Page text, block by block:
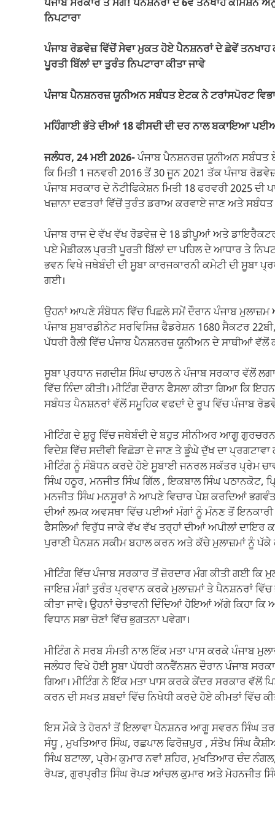
b
o
o
p
p
m n
k
ਪੰਜਾਬ ਸਰਕਾਰ ਤੋਂ ਮੰਗ! ਪੈਨਸ਼ਨਰਾਂ ਦੇ 6ਵੇਂ ਤਨਖਾਹ ਕਮਿਸ਼ਨ
ਨਿਪਟਾਰਾ
ਪੰਜਾਬ ਰੋਡਵੇਜ਼ ਵਿੱਚੋਂ ਸੇਵਾ ਮੁਕਤ ਹੋਏ ਪੈਨਸ਼ਨਰਾਂ ਦੇ ਛੇਵੇਂ
ਪੂਰਤੀ ਬਿੱਲਾਂ ਦਾ ਤੁਰੰਤ ਨਿਪਟਾਰਾ ਕੀਤਾ ਜਾਵੇ
ਪੰਜਾਬ ਪੈਨਸ਼ਨਰਜ਼ ਯੂਨੀਅਨ ਸਬੰਧਤ ਏਟਕ ਨੇ ਟਰਾਂਸਪੋਰਟ
ਮਹਿੰਗਾਈ ਭੱਤੇ ਦੀਆਂ 18 ਫੀਸਦੀ ਦੀ ਦਰ ਨਾਲ ਬਕਾਇਆ
ਜਲੰਧਰ, 24 ਮਈ 2026-ਪੰਜਾਬ ਪੈਨਸ਼ਨਰਜ਼ ਯੂਨੀਅਨ ਸਬੰਧਤ
ਕਿ ਮਿਤੀ 1 ਜਨਵਰੀ 2016 ਤੋਂ 30 ਜੂਨ 2021 ਤੱਕ ਪੰਜਾਬ
ਪੰਜਾਬ ਸਰਕਾਰ ਦੇ ਨੋਟੀਫਿਕੇਸ਼ਨ ਮਿਤੀ 18 ਫਰਵਰੀ 2025
ਖਜ਼ਾਨਾ ਦਫਤਰਾਂ ਵਿੱਚੋਂ ਤੁਰੰਤ ਡਰਾਅ ਕਰਵਾਏ ਜਾਣ ਅਤੇ
ਪੰਜਾਬ ਰਾਜ ਦੇ ਵੱਖ ਵੱਖ ਰੋਡਵੇਜ਼ ਦੇ 18 ਡੀਪੂਆਂ ਅਤੇ
ਪਏ ਮੈਡੀਕਲ ਪ੍ਰਤੀ ਪੂਰਤੀ ਬਿੱਲਾਂ ਦਾ ਪਹਿਲ ਦੇ ਆਧਾਰ ਤੇ
ਭਵਨ ਵਿਖੇ ਜਥੇਬੰਦੀ ਦੀ ਸੂਬਾ ਕਾਰਜਕਾਰਨੀ ਕਮੇਟੀ ਦੀ ਸੂਬਾ
ਗਈ।
ਉਹਨਾਂ ਆਪਣੇ ਸੰਬੋਧਨ ਵਿੱਚ ਪਿਛਲੇ ਸਮੇਂ ਦੌਰਾਨ ਪੰਜਾਬ
ਪੰਜਾਬ ਸੁਬਾਰਡੀਨੇਟ ਸਰਵਿਸਿਜ਼ ਫੈਡਰੇਸ਼ਨ 1680 ਸੈਕਟਰ
ਪੱਧਰੀ ਰੈਲੀ ਵਿੱਚ ਪੰਜਾਬ ਪੈਨਸ਼ਨਰਜ਼ ਯੂਨੀਅਨ ਦੇ ਸਾਥੀਆਂ ਵੱਲੋਂ
ਸੂਬਾ ਪ੍ਰਧਾਨ ਜਗਦੀਸ਼ ਸਿੰਘ ਚਾਹਲ ਨੇ ਪੰਜਾਬ ਸਰਕਾਰ ਵੱਲੋਂ
ਵਿੱਚ ਨਿੰਦਾ ਕੀਤੀ। ਮੀਟਿੰਗ ਦੌਰਾਨ ਫੈਸਲਾ ਕੀਤਾ ਗਿਆ ਕਿ
ਸਬੰਧਤ ਪੈਨਸ਼ਨਰਾਂ ਵੱਲੋਂ ਸਮੂਹਿਕ ਵਫਦਾਂ ਦੇ ਰੂਪ ਵਿੱਚ ਪੰਜਾਬ
ਮੀਟਿੰਗ ਦੇ ਸ਼ੁਰੂ ਵਿੱਚ ਜਥੇਬੰਦੀ ਦੇ ਬਹੁਤ ਸੀਨੀਅਰ ਆਗੂ
ਵਿਦੇਸ਼ ਵਿੱਚ ਸਦੀਵੀ ਵਿਛੋੜਾ ਦੇ ਜਾਣ ਤੇ ਡੂੰਘੇ ਦੁੱਖ ਦਾ
ਮੀਟਿੰਗ ਨੂੰ ਸੰਬੋਧਨ ਕਰਦੇ ਹੋਏ ਸੂਬਾਈ ਜਨਰਲ ਸਕੱਤਰ ਪ੍ਰੇਮ
ਸਿੰਘ ਹਠੂਰ, ਮਨਜੀਤ ਸਿੰਘ ਗਿੱਲ , ਇਕਬਾਲ ਸਿੰਘ ਪਠਾਨਕੋਟ,
ਮਨਜੀਤ ਸਿੰਘ ਮਨਸੂਰਾਂ ਨੇ ਆਪਣੇ ਵਿਚਾਰ ਪੇਸ਼ ਕਰਦਿਆਂ
ਦੀਆਂ ਲਮਕ ਅਵਸਥਾ ਵਿੱਚ ਪਈਆਂ ਮੰਗਾਂ ਨੂੰ ਮੰਨਣ ਤੋਂ
ਫੈਸਲਿਆਂ ਵਿਰੁੱਧ ਜਾਕੇ ਵੱਖ ਵੱਖ ਤਰ੍ਹਾਂ ਦੀਆਂ ਅਪੀਲਾਂ ਦਾਇਰ
ਪੁਰਾਣੀ ਪੈਨਸ਼ਨ ਸਕੀਮ ਬਹਾਲ ਕਰਨ ਅਤੇ ਕੱਚੇ ਮੁਲਾਜ਼ਮਾਂ ਨੂੰ
ਮੀਟਿੰਗ ਵਿੱਚ ਪੰਜਾਬ ਸਰਕਾਰ ਤੋਂ ਜ਼ੋਰਦਾਰ ਮੰਗ ਕੀਤੀ ਗਈ
ਜਾਇਜ਼ ਮੰਗਾਂ ਤੁਰੰਤ ਪ੍ਰਵਾਨ ਕਰਕੇ ਮੁਲਾਜ਼ਮਾਂ ਤੇ ਪੈਨਸ਼ਨਰਾਂ ਵਿੱਚ
ਕੀਤਾ ਜਾਵੇ। ਉਹਨਾਂ ਚੇਤਾਵਨੀ ਦਿੰਦਿਆਂ ਹੋਇਆਂ ਅੱਗੇ ਕਿਹਾ
ਵਿਧਾਨ ਸਭਾ ਚੋਣਾਂ ਵਿੱਚ ਭੁਗਤਨਾ ਪਵੇਗਾ।
ਮੀਟਿੰਗ ਨੇ ਸਰਬ ਸੰਮਤੀ ਨਾਲ ਇੱਕ ਮਤਾ ਪਾਸ ਕਰਕੇ ਪੰਜਾਬ
ਜਲੰਧਰ ਵਿਖੇ ਹੋਈ ਸੂਬਾ ਪੱਧਰੀ ਕਨਵੈਂਨਸ਼ਨ ਦੌਰਾਨ ਪੰਜਾਬ
ਗਿਆ। ਮੀਟਿੰਗ ਨੇ ਇੱਕ ਮਤਾ ਪਾਸ ਕਰਕੇ ਕੇਂਦਰ ਸਰਕਾਰ ਵੱਲੋਂ
ਕਰਨ ਦੀ ਸਖਤ ਸ਼ਬਦਾਂ ਵਿੱਚ ਨਿਖੇਧੀ ਕਰਦੇ ਹੋਏ ਕੀਮਤਾਂ ਵਿੱਚ
ਇਸ ਮੌਕੇ ਤੇ ਹੋਰਨਾਂ ਤੋਂ ਇਲਾਵਾ ਪੈਨਸ਼ਨਰ ਆਗੂ ਸਵਰਨ ਸਿੰਘ
ਸੰਧੂ , ਮੁਖਤਿਆਰ ਸਿੰਘ, ਰਛਪਾਲ ਫਿਰੋਜ਼ਪੁਰ , ਸੰਤੋਖ ਸਿੰਘ
ਸਿੰਘ ਬਟਾਲਾ, ਪ੍ਰੇਮ ਕੁਮਾਰ ਨਵਾਂ ਸ਼ਹਿਰ, ਮੁਖਤਿਆਰ ਚੰਦ
ਰੋਪੜ, ਗੁਰਪ੍ਰੀਤ ਸਿੰਘ ਰੋਪੜ ਆਂਚਲ ਕੁਮਾਰ ਅਤੇ ਮੋਹਨਜੀਤ